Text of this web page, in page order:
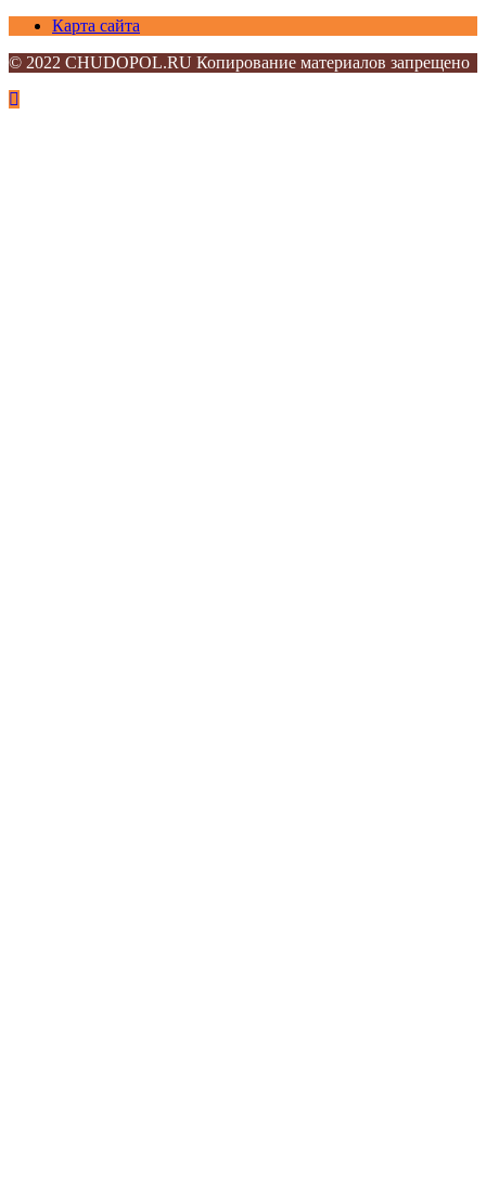
Карта сайта
© 2022 CHUDOPOL.RU Копирование материалов запрещено